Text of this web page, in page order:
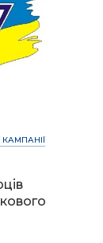
КАМПАНІЇ